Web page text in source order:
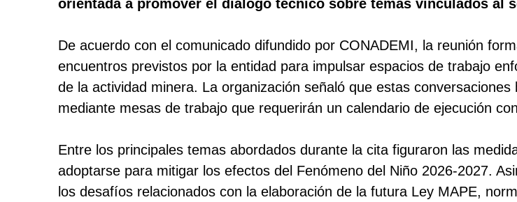
orientada a promover el diálogo técnico sobre temas vinculados al
De acuerdo con el comunicado difundido por CONADEMI, la reunión
encuentros previstos por la entidad para impulsar espacios de trabajo
de la actividad minera. La organización señaló que estas conversaciones
mediante mesas de trabajo que requerirán un calendario de ejecución
Entre los principales temas abordados durante la cita figuraron las
adoptarse para mitigar los efectos del Fenómeno del Niño 2026-2027.
los desafíos relacionados con la elaboración de la futura Ley MAPE,